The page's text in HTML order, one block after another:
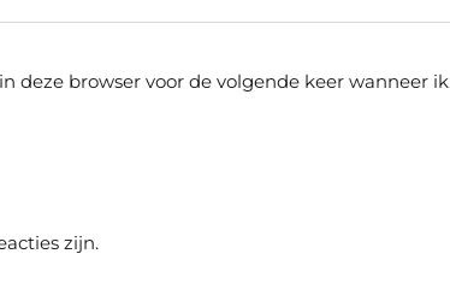
deze browser voor de volgende keer wanneer ik
zijn.